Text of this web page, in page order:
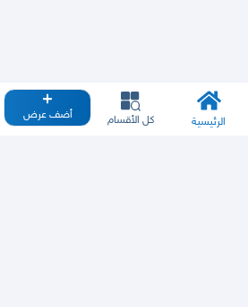
الرئيسية كل الأقسام أضف عرض